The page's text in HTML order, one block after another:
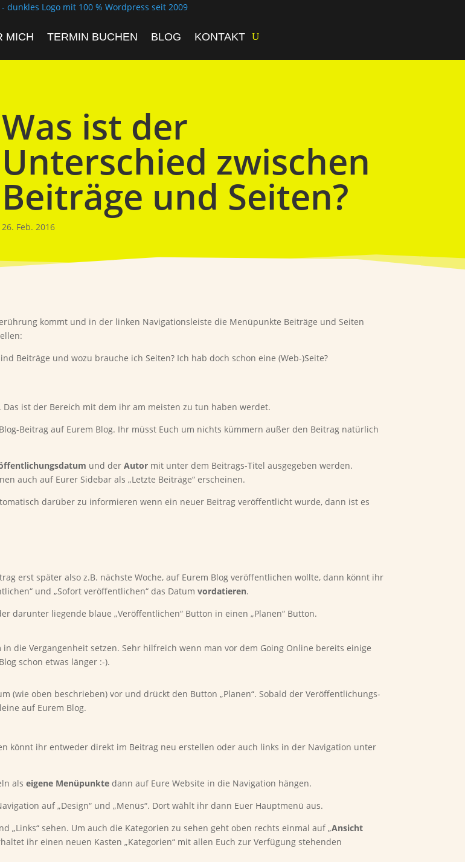
MICH TERMIN BUCHEN BLOG KONTAKT
Was ist der
Unterschied zwischen
Beiträge und Seiten?
26. Feb. 2016
kommt und in der linken Navigationsleiste die Menüpunkte Beiträge und Seiten
Beiträge und wozu brauche ich Seiten? Ich hab doch schon eine (Web-)Seite?
Das ist der Bereich mit dem ihr am meisten zu tun haben werdet.
Beitrag auf Eurem Blog. Ihr müsst Euch um nichts kümmern außer den Beitrag natürlich
und derAutor mit unter dem Beitrags-Titel ausgegeben werden.
auch auf Eurer Sidebar als „Letzte Beiträge“ erscheinen.
darüber zu informieren wenn ein neuer Beitrag veröffentlicht wurde, dann ist es
erst später also z.B. nächste Woche, auf Eurem Blog veröffentlichen wollte, dann könnt ihr
und „Sofort veröffentlichen“ das Datumvordatieren.
darunter liegende blaue „Veröffentlichen“ Button in einen „Planen“ Button.
die Vergangenheit setzen. Sehr hilfreich wenn man vor dem Going Online bereits einige
schon etwas länger :-).
(wie oben beschrieben) vor und drückt den Button „Planen“. Sobald der Veröffentlichungs-
auf Eurem Blog.
könnt ihr entweder direkt im Beitrag neu erstellen oder auch links in der Navigation unter
alseigene Menüpunkte dann auf Eure Website in die Navigation hängen.
auf „Design“ und „Menüs“. Dort wählt ihr dann Euer Hauptmenü aus.
sehen. Um auch die Kategorien zu sehen geht oben rechts einmal auf „Ansicht
ihr einen neuen Kasten „Kategorien“ mit allen Euch zur Verfügung stehenden